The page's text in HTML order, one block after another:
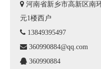
 河南省新乡市高新区南
元1楼西户
 13849395497
 360990884@qq.com
 360990884